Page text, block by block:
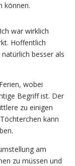
können.
war wirklich
Hoffentlich
besser als
wobei
Begriff ist. Der
zu einigen
kann
am
zu müssen und